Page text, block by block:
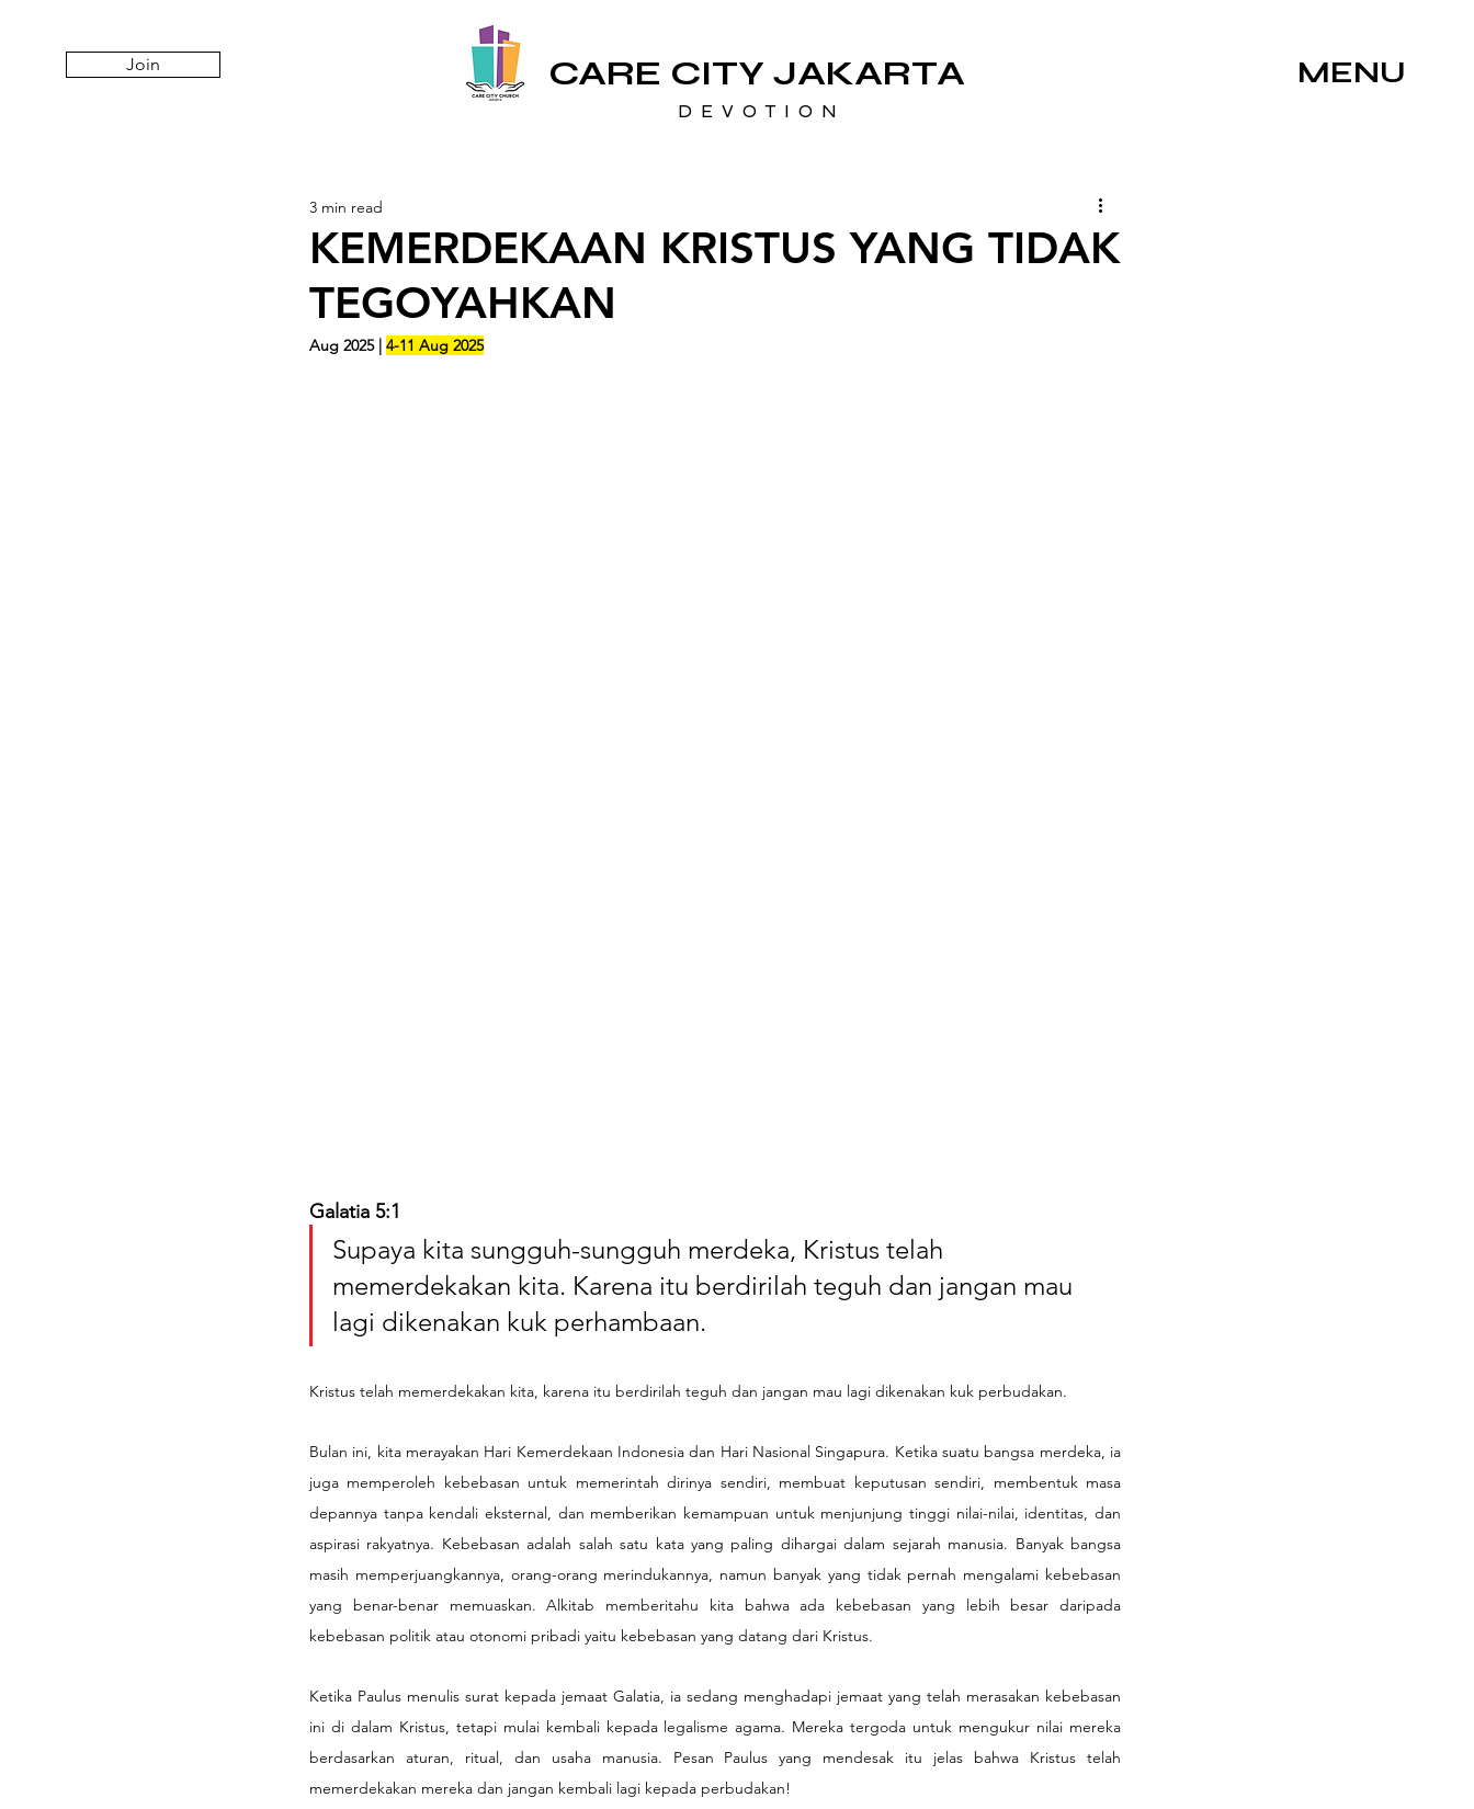
Join CARE CITY JAKARTA
D E V O T I O N
MENU
KEMERDEKAAN KRISTUS YANG TIDAK
TEGOYAHKAN
3 min read
Aug 2025 | 4-11 Aug 2025
Galatia 5:1
Supaya kita sungguh-sungguh merdeka, Kristus telah
memerdekakan kita. Karena itu berdirilah teguh dan jangan mau
lagi dikenakan kuk perhambaan.
Kristus telah memerdekakan kita, karena itu berdirilah teguh dan jangan mau lagi dikenakan kuk perbudakan.
Bulan ini, kita merayakan Hari Kemerdekaan Indonesia dan Hari Nasional Singapura. Ketika suatu bangsa merdeka, ia
juga memperoleh kebebasan untuk memerintah dirinya sendiri, membuat keputusan sendiri, membentuk masa
depannya tanpa kendali eksternal, dan memberikan kemampuan untuk menjunjung tinggi nilai-nilai, identitas, dan
aspirasi rakyatnya. Kebebasan adalah salah satu kata yang paling dihargai dalam sejarah manusia. Banyak bangsa
masih memperjuangkannya, orang-orang merindukannya, namun banyak yang tidak pernah mengalami kebebasan
yang benar-benar memuaskan. Alkitab memberitahu kita bahwa ada kebebasan yang lebih besar daripada
kebebasan politik atau otonomi pribadi yaitu kebebasan yang datang dari Kristus.
Ketika Paulus menulis surat kepada jemaat Galatia, ia sedang menghadapi jemaat yang telah merasakan kebebasan
ini di dalam Kristus, tetapi mulai kembali kepada legalisme agama. Mereka tergoda untuk mengukur nilai mereka
berdasarkan aturan, ritual, dan usaha manusia. Pesan Paulus yang mendesak itu jelas bahwa Kristus telah
memerdekakan mereka dan jangan kembali lagi kepada perbudakan!